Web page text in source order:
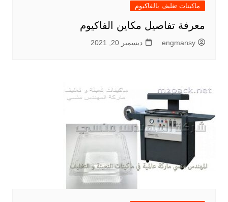
ماكينات تغليف بالفاكيوم
معرفة تفاصيل مكاين الفاكيوم
engmansy ديسمبر 20, 2021